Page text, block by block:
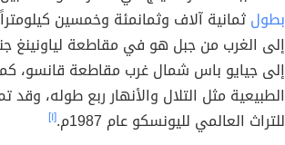
بطولثمانية آلاف وثمانمئة وخمسين
إلى الغرب من جبل هو في مقاطعة لياونينغ
إلى جيايو باس شمال غرب مقاطعة قانسو،
الطبيعية مثل التلال والأنهار ربع طوله، وقد
للتراث العالمي لليونسكو عام 1987م.
[١]